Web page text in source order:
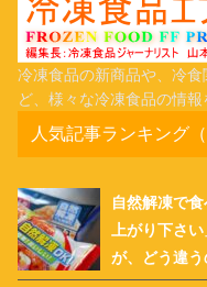
冷凍食品の新商品や、冷
ど、様々な冷凍食品の情報
人気記事ランキング（
自然解凍で
上がり下さ
が、どう違う